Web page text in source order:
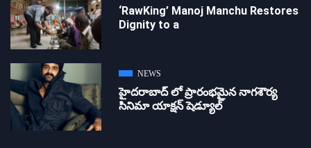
‘RawKing’ Manoj Manchu Restores
Dignity to a
NEWS
హైదరాబాద్ లో ప్రారంభమైన నాగశౌర్య
సినిమా యాక్షన్ షెడ్యూల్